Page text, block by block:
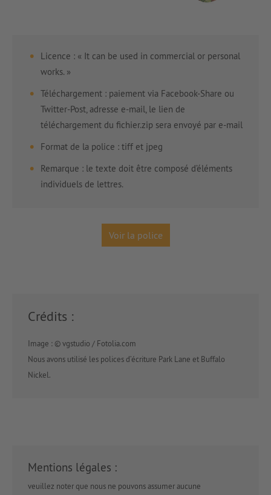
Licence : « It can be used in commercial or personal
works. »
Téléchargement : paiement via Facebook-Share ou
Twitter-Post, adresse e-mail, le lien de
téléchargement du fichier.zip sera envoyé par e-mail
Format de la police : tiff et jpeg
Remarque : le texte doit être composé d’éléments
individuels de lettres.
Voir la police
Crédits :
Image : © vgstudio / Fotolia.com
Nous avons utilisé les polices d’écriture Park Lane et Buffalo
Nickel.
Mentions légales :
veuillez noter que nous ne pouvons assumer aucune